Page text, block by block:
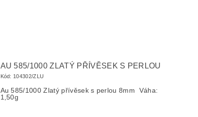
AU 585/1000 ZLATÝ PŘÍVĚSEK S PERLOU
Kód: 104302/ZLU
Au 585/1000 Zlatý přívěsek s perlou 8mm Váha:
1,50g